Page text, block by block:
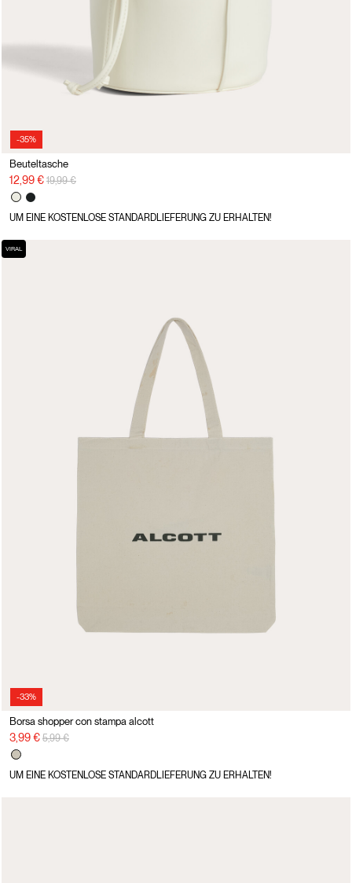
-35%
Beuteltasche
12,99 € Preisreduzierung von
19,99 €
UM EINE KOSTENLOSE STANDARDLIEFERUNG ZU ERHALTEN!
-33%
VIRAL
Borsa shopper con stampa alcott
3,99 € Preisreduzierung von
5,99 €auf
UM EINE KOSTENLOSE STANDARDLIEFERUNG ZU ERHALTEN!